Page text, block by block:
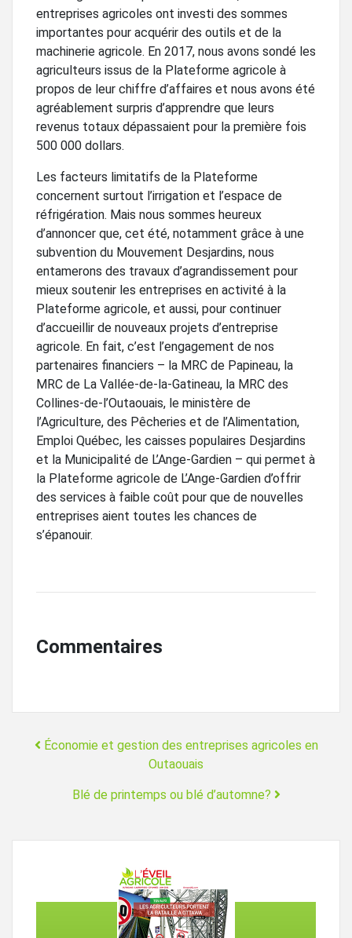
entreprises agricoles ont investi des sommes
importantes pour acquérir des outils et de la
machinerie agricole. En 2017, nous avons sondé les
agriculteurs issus de la Plateforme agricole à
propos de leur chiffre d’affaires et nous avons été
agréablement surpris d’apprendre que leurs
revenus totaux dépassaient pour la première fois
500 000 dollars.
Les facteurs limitatifs de la Plateforme
concernent surtout l’irrigation et l’espace de
réfrigération. Mais nous sommes heureux
d’annoncer que, cet été, notamment grâce à une
subvention du Mouvement Desjardins, nous
entamerons des travaux d’agrandissement pour
mieux soutenir les entreprises en activité à la
Plateforme agricole, et aussi, pour continuer
d’accueillir de nouveaux projets d’entreprise
agricole. En fait, c’est l’engagement de nos
partenaires financiers – la MRC de Papineau, la
MRC de La Vallée-de-la-Gatineau, la MRC des
Collines-de-l’Outaouais, le ministère de
l’Agriculture, des Pêcheries et de l’Alimentation,
Emploi Québec, les caisses populaires Desjardins
et la Municipalité de L’Ange-Gardien – qui permet à
la Plateforme agricole de L’Ange-Gardien d’offrir
des services à faible coût pour que de nouvelles
entreprises aient toutes les chances de
s’épanouir.
Commentaires
Navigation
Économie et gestion des entreprises agricoles en
Outaouais
Blé de printemps ou blé d’automne?